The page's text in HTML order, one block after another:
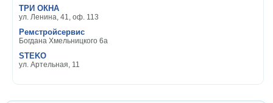
ТРИ ОКНА
ул. Ленина, 41, оф. 113
Ремстройсервис
Богдана Хмельницкого 6а
STEKO
ул. Артельная, 11